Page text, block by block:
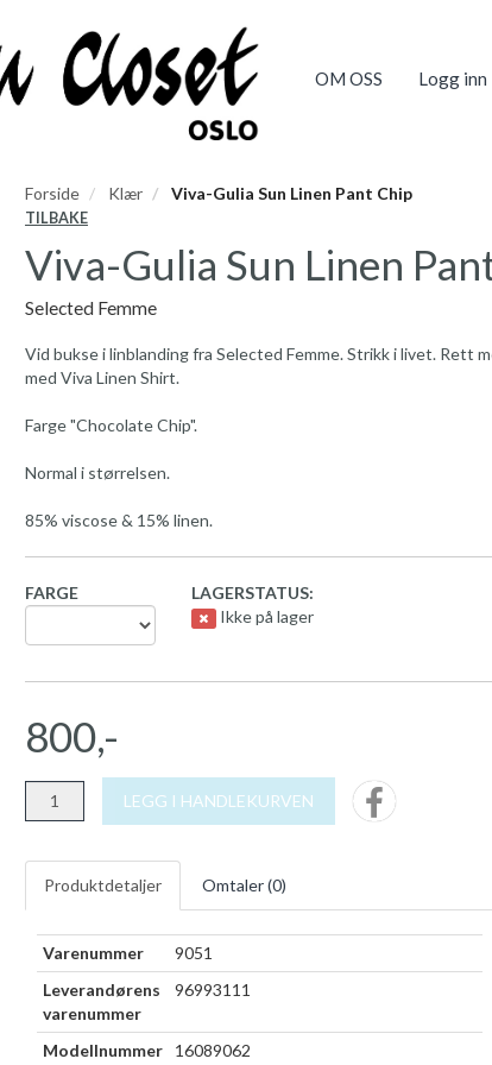
OM OSS Logg inn
Forside Klær Viva-Gulia Sun Linen Pant Chip
TILBAKE
Viva-Gulia Sun Linen
Selected Femme
Vid bukse i linblanding fra Selected Femme. Strikk i livet. Rett
med Viva Linen Shirt.
Farge "Chocolate Chip".
Normal i størrelsen.
85% viscose & 15% linen.
FARGE
LAGERSTATUS:
Ikke på lager
800,-
LEGG I HANDLEKURVEN
Produktdetaljer Omtaler (0)
Varenummer
9051
Leverandørens
varenummer
96993111
Modellnummer 16089062